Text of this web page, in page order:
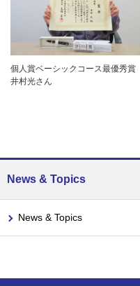
個人賞ベーシックコース最優秀賞
井村光さん
News & Topics
News & Topics